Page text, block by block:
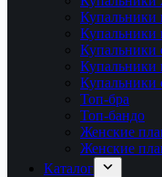
Купальники
Купальники
Купальники
Купальники
Купальники
Топ-бра
Топ-бандо
Женские
Женские
Каталог